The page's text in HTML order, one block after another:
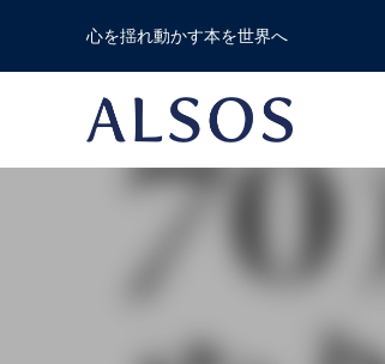
心を揺れ動かす本を世界へ